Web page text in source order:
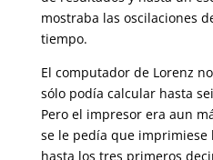
mostraba las oscilaciones
tiempo.
El computador de Lorenz
sólo podía calcular hasta
Pero el impresor era aun
se le pedía que imprimiese
hasta los tres primeros